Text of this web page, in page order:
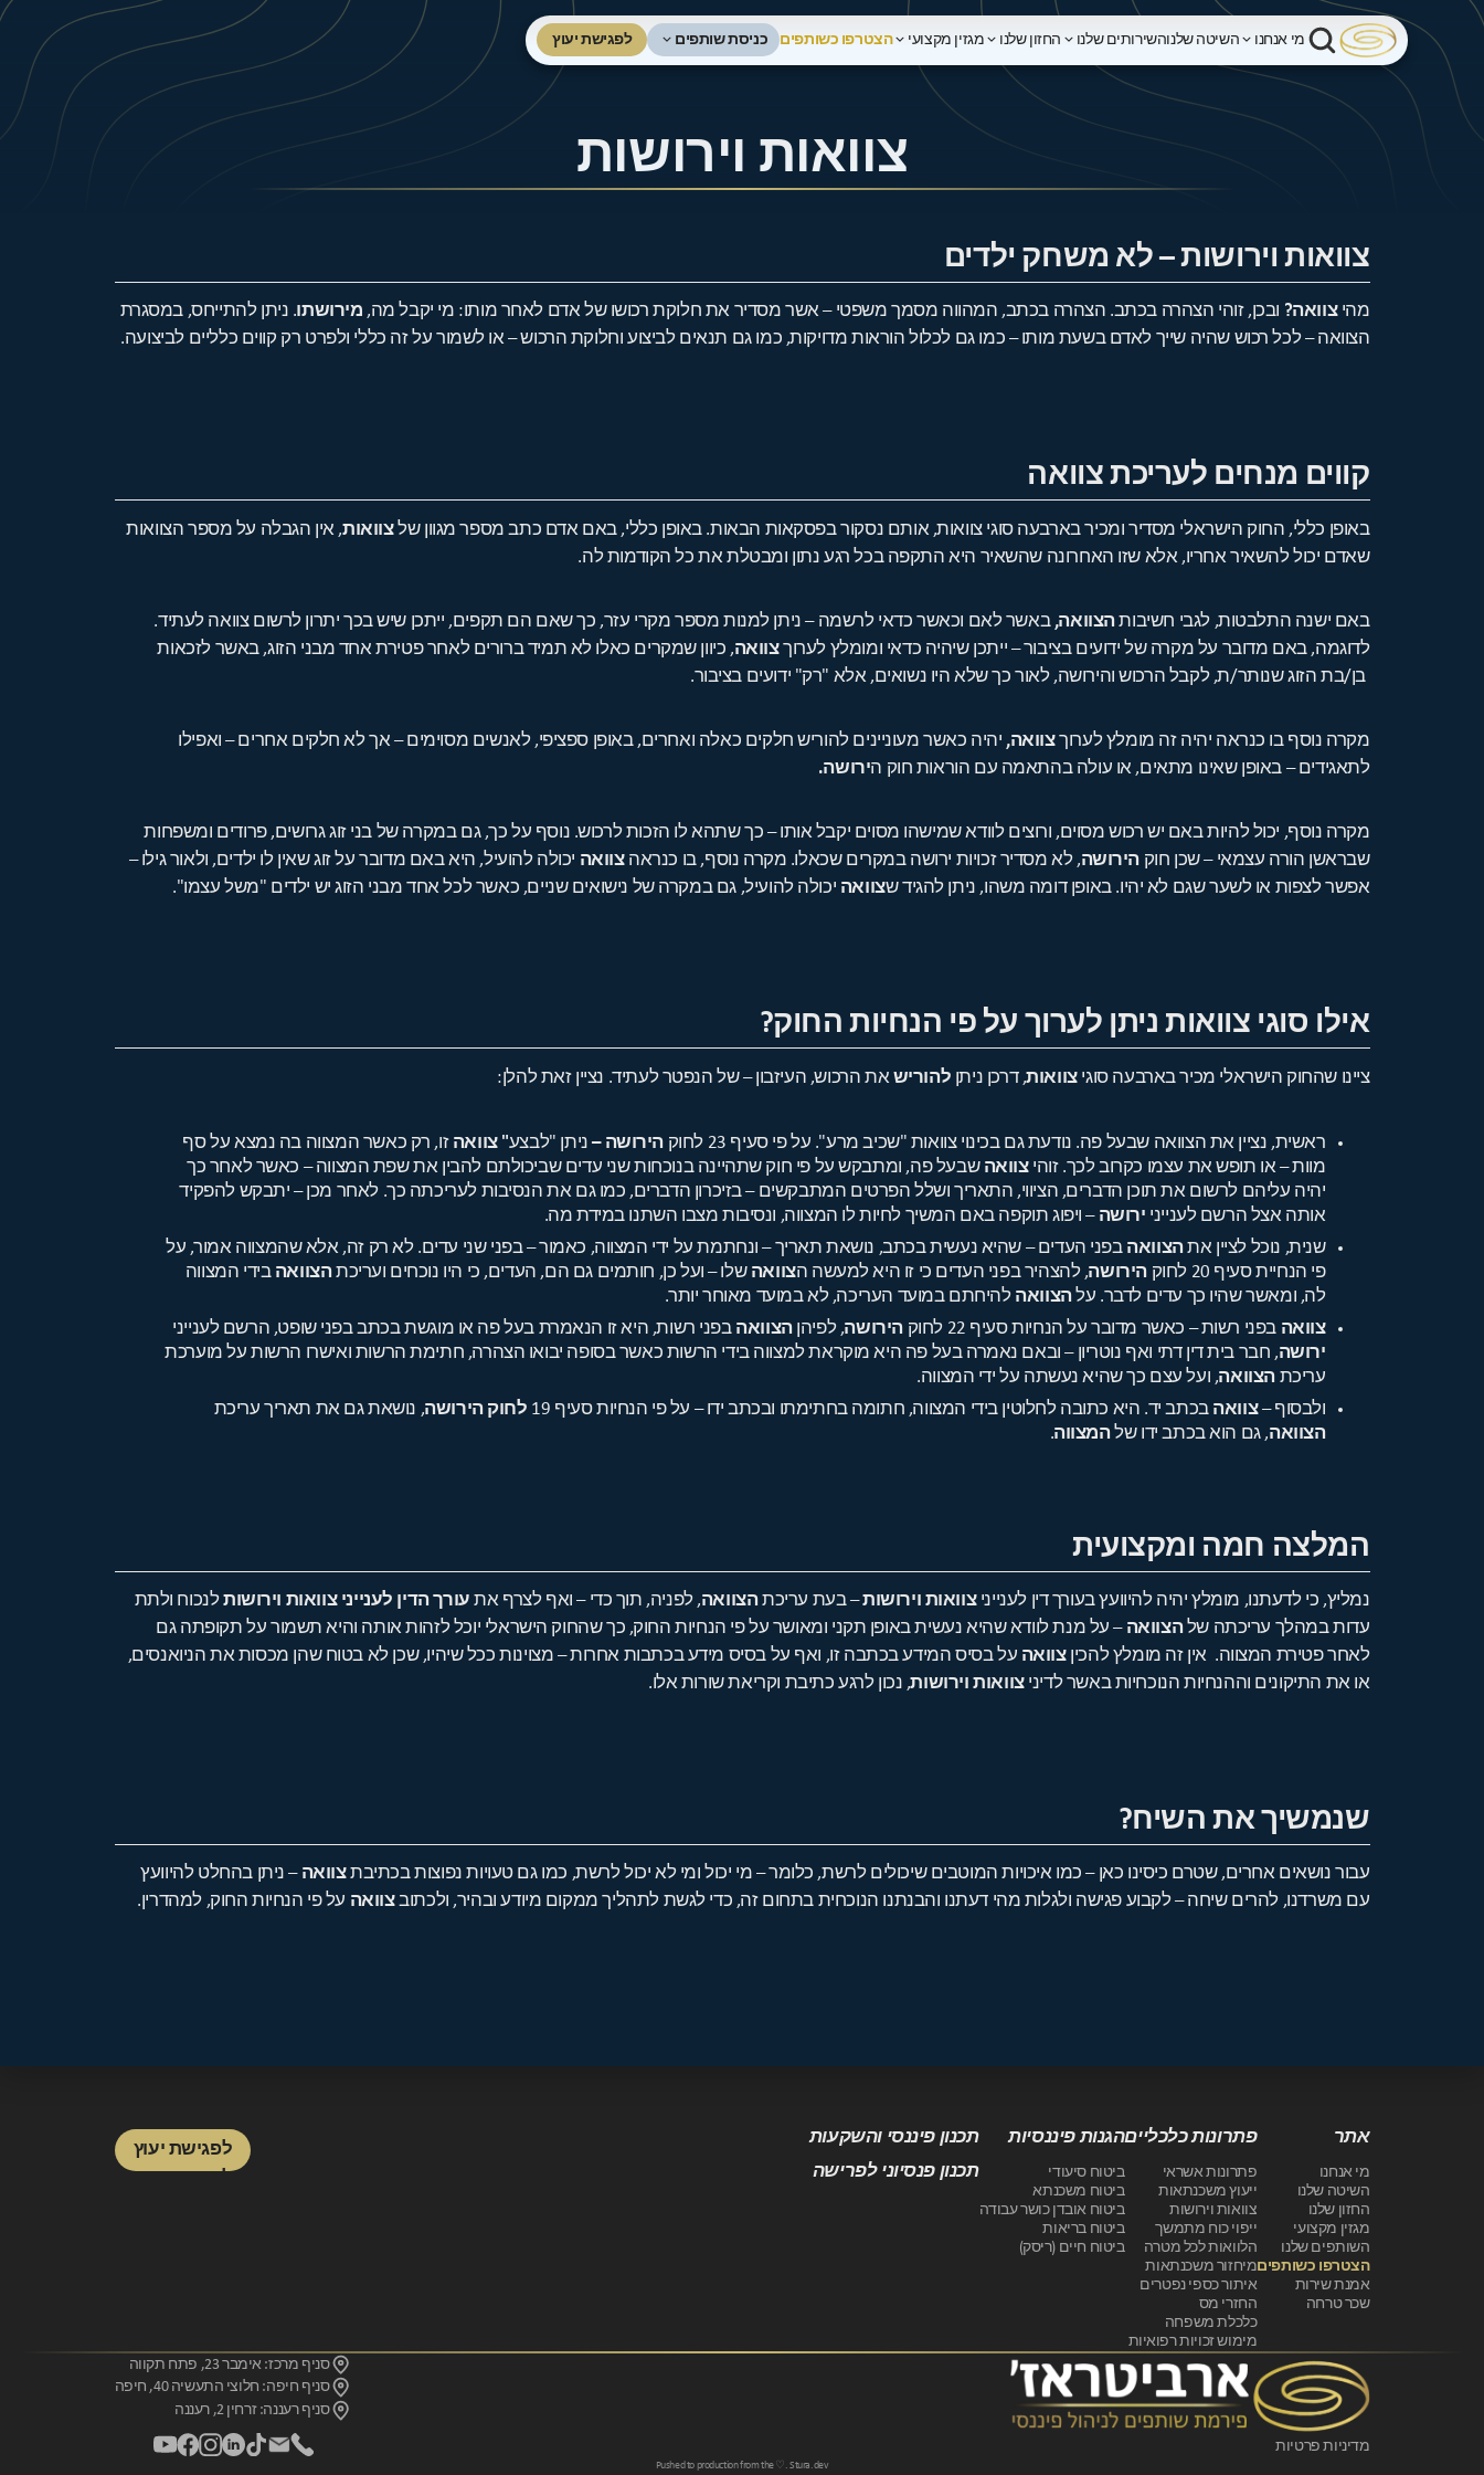
מי אנחנו השיטה שלנוהשירותים שלנו החזון שלנו מגזין מקצועי הצטרפו כשותפים כניסת שותפים
לפגישת יעוץ
לפגישת ייעוץ
צוואות וירושות
צוואות וירושות – לא משחק ילדים
מהיצוואה? ובכן, זוהי הצהרה בכתב. הצהרה בכתב, המהווה מסמך משפטי – אשר מסדיר את חלוקת רכושו של אדם לאחר מותו: מי יקבל מה, מירושתו. ניתן להתייחס, במסגרת
הצוואה – לכל רכוש שהיה שייך לאדם בשעת מותו – כמו גם לכלול הוראות מדויקות, כמו גם תנאים לביצוע וחלוקת הרכוש – או לשמור על זה כללי ולפרט רק קווים כלליים לביצועה.
קווים מנחים לעריכת צוואה
באופן כללי, החוק הישראלי מסדיר ומכיר בארבעה סוגי צוואות, אותם נסקור בפסקאות הבאות. באופן כללי, באם אדם כתב מספר מגוון שלצוואות, אין הגבלה על מספר הצוואות
שאדם יכול להשאיר אחריו, אלא שזו האחרונה שהשאיר היא התקפה בכל רגע נתון ומבטלת את כל הקודמות לה.
באם ישנה התלבטות, לגבי חשיבותהצוואה,באשר לאם וכאשר כדאי לרשמה – ניתן למנות מספר מקרי עזר, כך שאם הם תקפים, ייתכן שיש בכך יתרון לרשום צוואה לעתיד.
לדוגמה, באם מדובר על מקרה של ידועים בציבור – ייתכן שיהיה כדאי ומומלץ לערוךצוואה, כיוון שמקרים כאלו לא תמיד ברורים לאחר פטירת אחד מבני הזוג, באשר לזכאות
בן/בת הזוג שנותר/ת, לקבל הרכוש והירושה, לאור כך שלא היו נשואים, אלא "רק" ידועים בציבור.
מקרה נוסף בו כנראה יהיה זה מומלץ לערוךצוואה, יהיה כאשר מעוניינים להוריש חלקים כאלה ואחרים, באופן ספציפי, לאנשים מסוימים – אך לא חלקים אחרים – ואפילו
לתאגידים – באופן שאינו מתאים, או עולה בהתאמה עם הוראות חוק הירושה.
מקרה נוסף, יכול להיות באם יש רכוש מסוים, ורוצים לוודא שמישהו מסוים יקבל אותו – כך שתהא לו הזכות לרכוש. נוסף על כך, גם במקרה של בני זוג גרושים, פרודים ומשפחות
שבראשן הורה עצמאי – שכן חוק הירושה, לא מסדיר זכויות ירושה במקרים שכאלו. מקרה נוסף, בו כנראהצוואה יכולה להועיל, היא באם מדובר על זוג שאין לו ילדים, ולאור גילו –
אפשר לצפות או לשער שגם לא יהיו. באופן דומה משהו, ניתן להגיד שצוואה יכולה להועיל, גם במקרה של נישואים שניים, כאשר לכל אחד מבני הזוג יש ילדים "משל עצמו".
אילו סוגי צוואות ניתן לערוך על פי הנחיות החוק?
ציינו שהחוק הישראלי מכיר בארבעה סוגיצוואות, דרכן ניתן להורישאת הרכוש, העיזבון – של הנפטר לעתיד. נציין זאת להלן:
ראשית, נציין את הצוואה שבעל פה. נודעת גם בכינוי צוואות "שכיב מרע". על פי סעיף 23 לחוק הירושה – ניתן "לבצע" צוואהזו, רק כאשר המצווה בה נמצא על סף
מוות – או תופש את עצמו כקרוב לכך. זוהיצוואהשבעל פה, ומתבקש על פי חוק שתהיינה בנוכחות שני עדים שביכולתם להבין את שפת המצווה – כאשר לאחר כך
יהיה עליהם לרשום את תוכן הדברים, הציווי, התאריך ושלל הפרטים המתבקשים – בזיכרון הדברים, כמו גם את הנסיבות לעריכתה כך. לאחר מכן – יתבקש להפקיד
אותה אצל הרשם לענייני ירושה – ויפוג תוקפה באם המשיך לחיות לו המצווה, ונסיבות מצבו השתנו במידת מה.
שנית, נוכל לציין אתהצוואהבפני העדים – שהיא נעשית בכתב, נושאת תאריך – ונחתמת על ידי המצווה, כאמור – בפני שני עדים. לא רק זה, אלא שהמצווה אמור, על
פי הנחיית סעיף 20 לחוק
הירושה, להצהיר בפני העדים כי זו היא למעשה הצוואהשלו – ועל כן, חותמים גם הם, העדים, כי היו נוכחים ועריכתהצוואה בידי המצווה
לה, ומאשר שהיו כך עדים לדבר. עלהצוואה להיחתם במועד העריכה, לא במועד מאוחר יותר.
צוואהבפני רשות – כאשר מדובר על הנחיות סעיף 22 לחוק הירושה, לפיהןהצוואהבפני רשות, היא זו הנאמרת בעל פה או מוגשת בכתב בפני שופט, הרשם לענייני
ירושה, חבר בית דין דתי ואף נוטריון – ובאם נאמרה בעל פה היא מוקראת למצווה בידי הרשות כאשר בסופה יבואו הצהרה, חתימת הרשות ואישרו הרשות על מוערכת
עריכתהצוואה, ועל עצם כך שהיא נעשתה על ידי המצווה.
ולבסוף –צוואהבכתב יד. היא כתובה לחלוטין בידי המצווה, חתומה בחתימתו ובכתב ידו – על פי הנחיות סעיף 19 לחוק הירושה, נושאת גם את תאריך עריכת
הצוואה, גם הוא בכתב ידו שלהמצווה.
המלצה חמה ומקצועית
נמליץ, כי לדעתנו, מומלץ יהיה להיוועץ בעורך דין לענייניצוואות וירושות– בעת עריכתהצוואה, לפניה, תוך כדי – ואף לצרף את עורך הדין לענייני צוואות וירושותלנכוח ולתת
עדות במהלך עריכתה שלהצוואה – על מנת לוודא שהיא נעשית באופן תקני ומאושר על פי הנחיות החוק, כך שהחוק הישראלי יוכל לזהות אותה והיא תשמור על תקופתה גם
לאחר פטירת המצווה. אין זה מומלץ להכיןצוואה על בסיס המידע בכתבה זו, ואף על בסיס מידע בכתבות אחרות – מצוינות ככל שיהיו, שכן לא בטוח שהן מכסות את הניואנסים,
או את התיקונים וההנחיות הנוכחיות באשר לדיניצוואות וירושות, נכון לרגע כתיבת וקריאת שורות אלו.
שנמשיך את השיח?
עבור נושאים אחרים, שטרם כיסינו כאן – כמו איכויות המוטבים שיכולים לרשת, כלומר – מי יכול ומי לא יכול לרשת, כמו גם טעויות נפוצות בכתיבתצוואה – ניתן בהחלט להיוועץ
עם משרדנו, להרים שיחה – לקבוע פגישה ולגלות מהי דעתנו והבנתנו הנוכחית בתחום זה, כדי לגשת לתהליך ממקום מיודע ובהיר, ולכתובצוואה על פי הנחיות החוק, למהדרין.
אתר
מי אנחנו
השיטה שלנו
החזון שלנו
מגזין מקצועי
השותפים שלנו
הצטרפו כשותפים
אמנת שירות
שכר טרחה
פתרונות כלכליים
פתרונות אשראי
ייעוץ משכנתאות
צוואות וירושות
ייפוי כוח מתמשך
הלוואות לכל מטרה
מיחזור משכנתאות
איתור כספי נפטרים
החזרי מס
כלכלת משפחה
מימוש זכויות רפואיות
הגנות פיננסיות
ביטוח סיעודי
ביטוח משכנתא
ביטוח אובדן כושר עבודה
ביטוח בריאות
ביטוח חיים (ריסק)
תכנון פיננסי והשקעות
תכנון פנסיוני לפרישה
לפגישת יעוץ
מדיניות פרטיות
סניף מרכז: אימבר 23, פתח תקווה
סניף חיפה: חלוצי התעשיה 40, חיפה
סניף רעננה: זרחין 2, רעננה
Pushed to production from the ♡.Stura.dev